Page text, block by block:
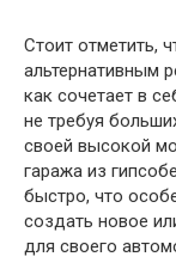
Стоит отметить,
альтернативным
как сочетает в
не требуя
своей высокой
гаража из
быстро, что
создать новое
для своего